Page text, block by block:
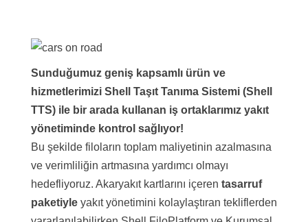
Sunduğumuz geniş kapsamlı ürün ve
hizmetlerimizi Shell Taşıt Tanıma Sistemi (Shell
TTS) ile bir arada kullanan iş ortaklarımız yakıt
yönetiminde kontrol sağlıyor!
Bu şekilde filoların toplam maliyetinin azalmasına
ve verimliliğin artmasına yardımcı olmayı
hedefliyoruz. Akaryakıt kartlarını içeren tasarruf
paketiyle yakıt yönetimini kolaylaştıran tekliflerden